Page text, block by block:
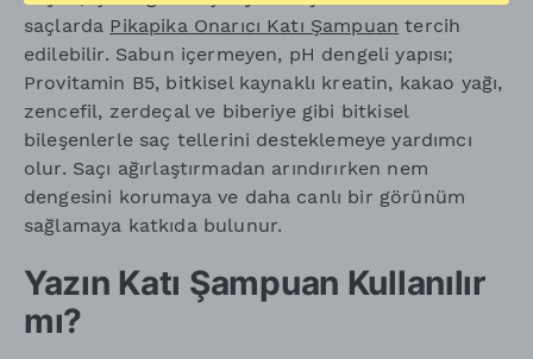
saçlarda Pikapika Onarıcı Katı Şampuan tercih
edilebilir. Sabun içermeyen, pH dengeli yapısı;
Provitamin B5, bitkisel kaynaklı kreatin, kakao yağı,
zencefil, zerdeçal ve biberiye gibi bitkisel
bileşenlerle saç tellerini desteklemeye yardımcı
olur. Saçı ağırlaştırmadan arındırırken nem
dengesini korumaya ve daha canlı bir görünüm
sağlamaya katkıda bulunur.
Yazın Katı Şampuan Kullanılır
mı?